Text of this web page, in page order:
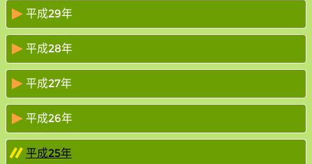
平成29年
平成28年
平成27年
平成26年
平成25年